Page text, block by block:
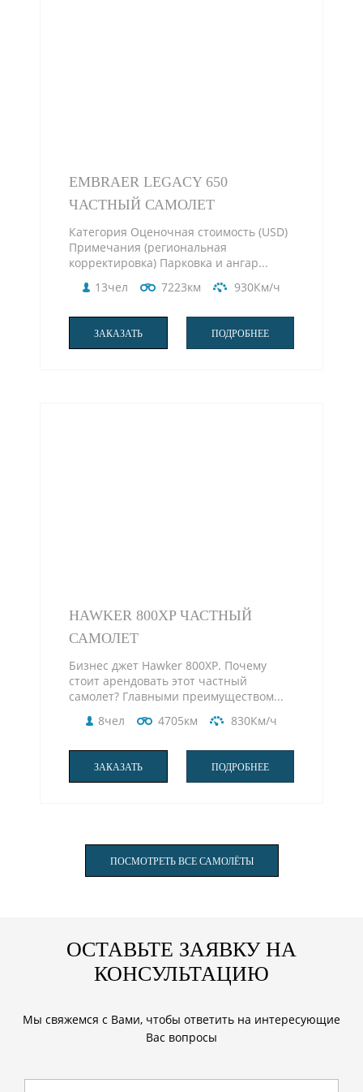
EMBRAER LEGACY 650
ЧАСТНЫЙ САМОЛЕТ
Категория Оценочная стоимость (USD)
Примечания (региональная
корректировка) Парковка и ангар...
13чел
7223км 930Км/ч
ЗАКАЗАТЬ ПОДРОБНЕЕ
HAWKER 800XP ЧАСТНЫЙ
САМОЛЕТ
Бизнес джет Hawker 800XP. Почему
стоит арендовать этот частный
самолет? Главными преимуществом...
8чел
4705км 830Км/ч
ЗАКАЗАТЬ ПОДРОБНЕЕ
ПОСМОТРЕТЬ ВСЕ САМОЛЁТЫ
ОСТАВЬТЕ ЗАЯВКУ НА
КОНСУЛЬТАЦИЮ
Мы свяжемся с Вами, чтобы ответить на интересующие
Вас вопросы